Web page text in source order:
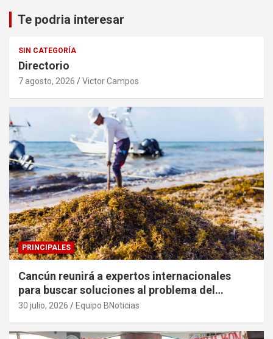
Te podria interesar
SIN CATEGORÍA
Directorio
7 agosto, 2026 Victor Campos
PRINCIPALES
Cancún reunirá a expertos internacionales
para buscar soluciones al problema del
sargazo
30 julio, 2026 Equipo BNoticias